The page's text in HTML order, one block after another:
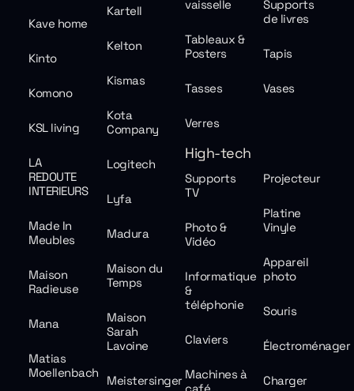
Kartell
Kave home
Kelton
Kinto
Kismas
Komono
Kota
Company
KSL living
LA
REDOUTE
INTERIEURS
Logitech
Lyfa
Made In
Meubles
Madura
Maison du
Temps
Maison
Radieuse
Maison
Sarah
Lavoine
Mana
Matias
Moellenbach
Meistersinger
vaisselle
Supports
de livres
Tableaux &
Posters
Tapis
Tasses Vases
Verres
High-tech
Supports
TV
Projecteur
Platine
Vinyle
Photo &
Vidéo
Appareil
photo
Informatique
&
téléphonie
Souris
Claviers
Électroménager
Machines à
Charger